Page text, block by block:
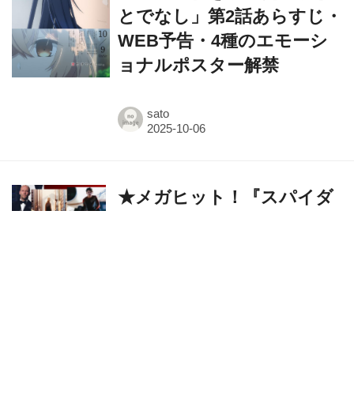
とでなし」第2話あらすじ・
WEB予告・4種のエモーシ
ョナルポスター解禁
sato
★メガヒット！『スパイダ